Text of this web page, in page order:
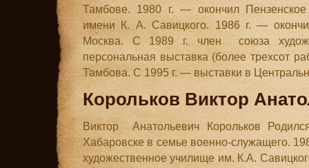
Тамбове. 1980 г. — окончил Пензенское
имени К. А. Савицкого. 1986 г. —
Москва. С 1989 г. член союза
персональная выставка (более трехсот
Тамбова. С 1995 г. — выставки в
Корольков Виктор
Виктор Анатольевич Корольков
Хабаровске в семье военно-служащего.
художественное училище им. К.А.